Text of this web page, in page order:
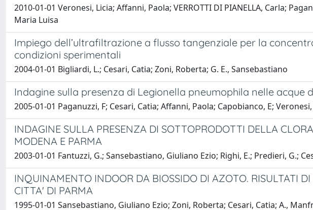
2010-01-01 Veronesi, Licia; Affanni, Paola; VERROTTI DI PIANELLA, Carla;
Maria Luisa
Impiego dell’ultrafiltrazione a flusso tangenziale per la
condizioni sperimentali
2004-01-01 Bigliardi, L.; Cesari, Catia; Zoni, Roberta; G. E., Sansebastiano
Indagine sulla presenza di Legionella pneumophila nelle acque
2005-01-01 Paganuzzi, F; Cesari, Catia; Affanni, Paola; Capobianco, E;
INDAGINE SULLA PRESENZA DI SOTTOPRODOTTI DELLA
MODENA E PARMA
2003-01-01 Fantuzzi, G.; Sansebastiano, Giuliano Ezio; Righi, E.; Predieri, G.;
INQUINAMENTO INDOOR DA BIOSSIDO DI AZOTO. RISULTATI
CITTA' DI PARMA
1995-01-01 Sansebastiano, Giuliano Ezio; Zoni, Roberta; Cesari, Catia; A.,